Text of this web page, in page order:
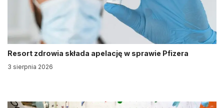
Resort zdrowia składa apelację w sprawie Pfizera
3 sierpnia 2026